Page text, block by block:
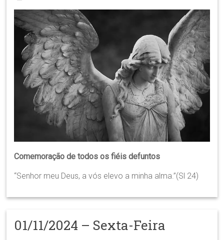
Comemoração de todos os fiéis defuntos
“Senhor meu Deus, a vós elevo a minha alma.”(Sl 24)
01/11/2024 – Sexta-Feira